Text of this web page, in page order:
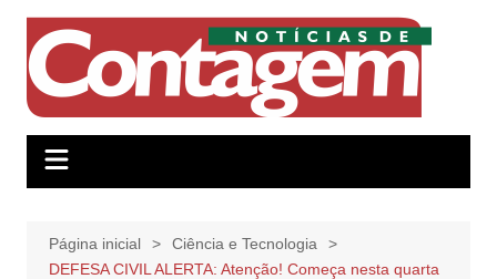
conteúdo
Página inicial
Ciência e Tecnologia
DEFESA CIVIL ALERTA: Atenção! Começa nesta quarta